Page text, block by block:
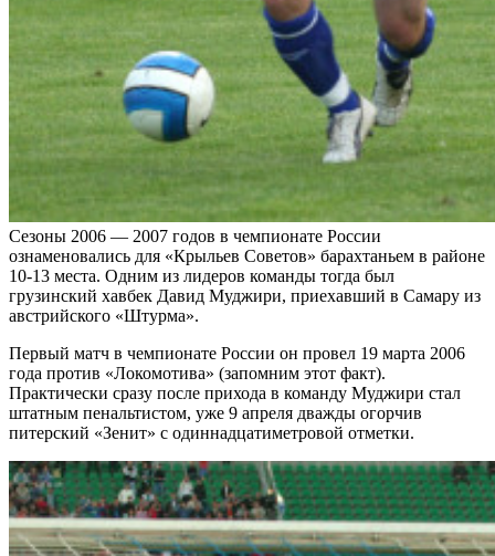
Сезоны 2006 — 2007 годов в чемпионате России
ознаменовались для «Крыльев Советов» барахтаньем в районе
10-13 места. Одним из лидеров команды тогда был
грузинский хавбек Давид Муджири, приехавший в Самару из
австрийского «Штурма».
Первый матч в чемпионате России он провел 19 марта 2006
года против «Локомотива» (запомним этот факт).
Практически сразу после прихода в команду Муджири стал
штатным пенальтистом, уже 9 апреля дважды огорчив
питерский «Зенит» с одиннадцатиметровой отметки.